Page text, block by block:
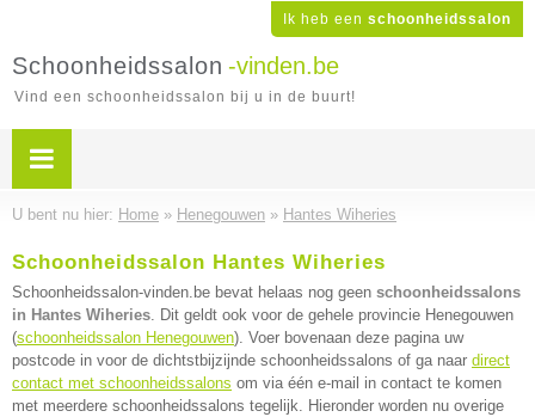
Ik heb een schoonheidssalon
Schoonheidssalon -vinden.be
Vind een schoonheidssalon bij u in de buurt!
U bent nu hier: Home » Henegouwen » Hantes Wiheries
Schoonheidssalon Hantes Wiheries
Schoonheidssalon-vinden.be bevat helaas nog geen schoonheidssalons
in Hantes Wiheries. Dit geldt ook voor de gehele provincie Henegouwen
(schoonheidssalon Henegouwen). Voer bovenaan deze pagina uw
postcode in voor de dichtstbijzijnde schoonheidssalons of ga naar direct
contact met schoonheidssalons om via één e-mail in contact te komen
met meerdere schoonheidssalons tegelijk. Hieronder worden nu overige